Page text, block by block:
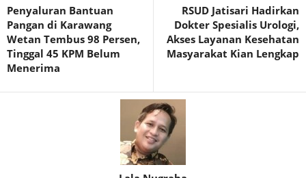
Penyaluran Bantuan
Pangan di Karawang
Wetan Tembus 98 Persen,
Tinggal 45 KPM Belum
Menerima
RSUD Jatisari Hadirkan
Dokter Spesialis Urologi,
Akses Layanan Kesehatan
Masyarakat Kian Lengkap